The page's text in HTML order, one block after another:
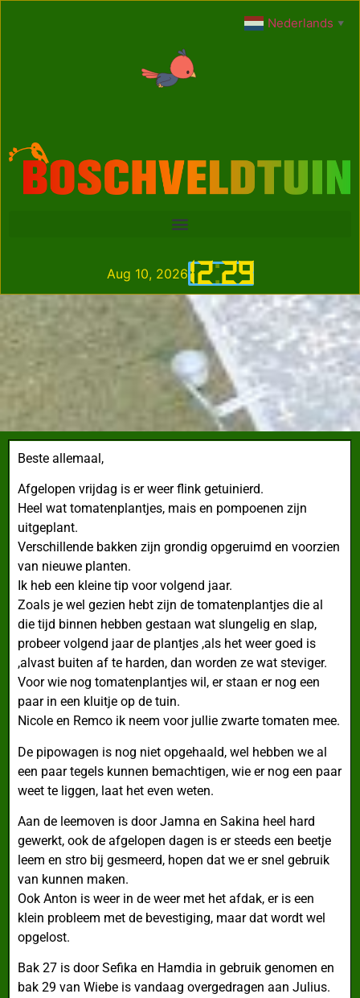
12:29
Aug 10, 2026
Beste allemaal,
Afgelopen vrijdag is er weer flink getuinierd.
Heel wat tomatenplantjes, mais en pompoenen zijn
uitgeplant.
Verschillende bakken zijn grondig opgeruimd en voorzien
van nieuwe planten.
Ik heb een kleine tip voor volgend jaar.
Zoals je wel gezien hebt zijn de tomatenplantjes die al
die tijd binnen hebben gestaan wat slungelig en slap,
probeer volgend jaar de plantjes ,als het weer goed is
,alvast buiten af te harden, dan worden ze wat steviger.
Voor wie nog tomatenplantjes wil, er staan er nog een
paar in een kluitje op de tuin.
Nicole en Remco ik neem voor jullie zwarte tomaten mee.
De pipowagen is nog niet opgehaald, wel hebben we al
een paar tegels kunnen bemachtigen, wie er nog een paar
weet te liggen, laat het even weten.
Aan de leemoven is door Jamna en Sakina heel hard
gewerkt, ook de afgelopen dagen is er steeds een beetje
leem en stro bij gesmeerd, hopen dat we er snel gebruik
van kunnen maken.
Ook Anton is weer in de weer met het afdak, er is een
klein probleem met de bevestiging, maar dat wordt wel
opgelost.
Bak 27 is door Sefika en Hamdia in gebruik genomen en
bak 29 van Wiebe is vandaag overgedragen aan Julius.
Nederlands ▼